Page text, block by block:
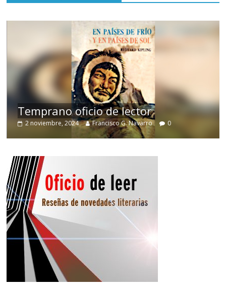
Temprano oficio de lector
2 noviembre, 2024 Francisco G. Navarro 0